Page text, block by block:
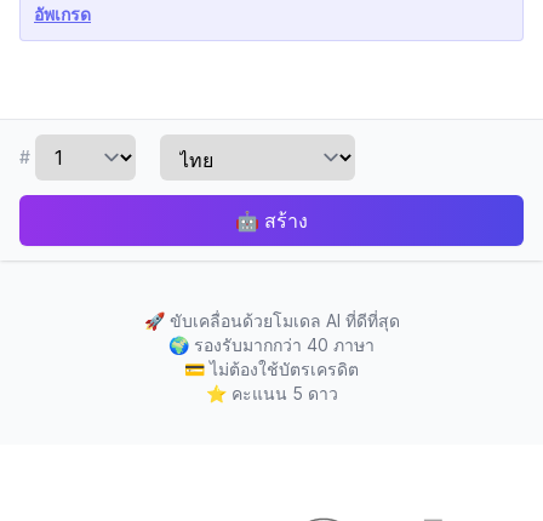
อัพเกรด
#
🤖 สร้าง
🚀 ขับเคลื่อนด้วยโมเดล AI ที่ดีที่สุด
🌍 รองรับมากกว่า 40 ภาษา
💳ไม่ต้องใช้บัตรเครดิต
⭐ คะแนน 5 ดาว